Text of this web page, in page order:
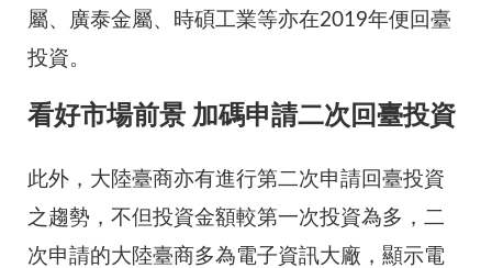
屬、廣泰金屬、時碩工業等亦在2019年便回臺
投資。
看好市場前景 加碼申請二次回臺投資
此外，大陸臺商亦有進行第二次申請回臺投資
之趨勢，不但投資金額較第一次投資為多，二
次申請的大陸臺商多為電子資訊大廠，顯示電